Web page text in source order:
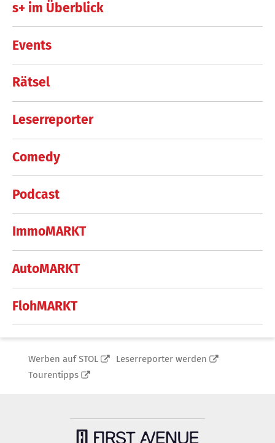
s+ im Überblick
Events
Rätsel
Leserreporter
Comedy
Podcast
ImmoMARKT
AutoMARKT
FlohMARKT
Werben auf STOL
Leserreporter werden
Tourentipps